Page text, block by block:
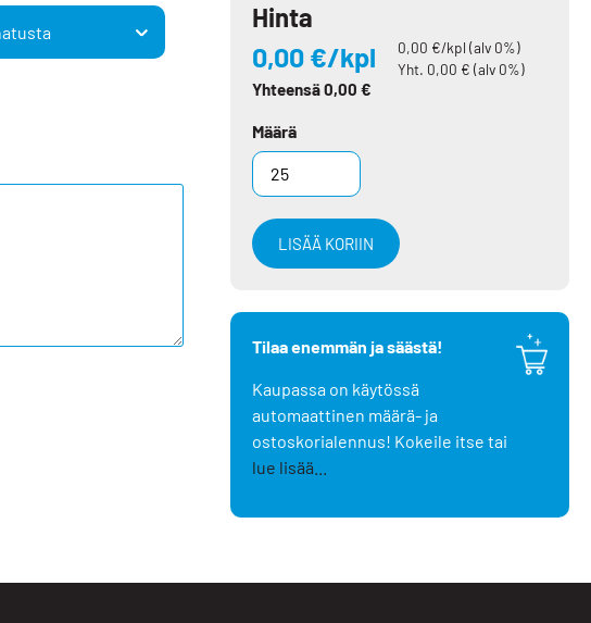
Hinta
0,00 €/kpl
Yhteensä0,00 €
0,00 €/kpl (alv 0%)
Yht. 0,00 € (alv 0%)
Määrä
LISÄÄ KORIIN
Tilaa enemmän ja säästä!
Kaupassa on käytössä
automaattinen määrä- ja
ostoskorialennus! Kokeile itse tai
lue lisää...